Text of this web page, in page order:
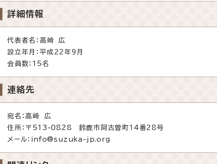
詳細情報
代表者名：高﨑 広
設立年月：平成22年9月
会員数：15名
連絡先
宛名：高﨑 広
住所：〒513-0828 鈴鹿市阿古曽町14番28号
メール：info@suzuka-jp.org